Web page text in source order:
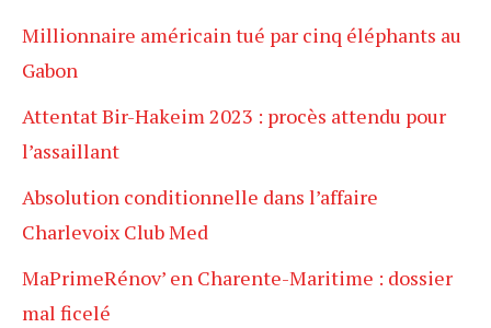
Millionnaire américain tué par cinq éléphants au
Gabon
Attentat Bir-Hakeim 2023 : procès attendu pour
l’assaillant
Absolution conditionnelle dans l’affaire
Charlevoix Club Med
MaPrimeRénov’ en Charente-Maritime : dossier
mal ficelé